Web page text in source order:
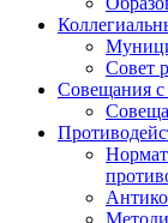
Совет
Совещания